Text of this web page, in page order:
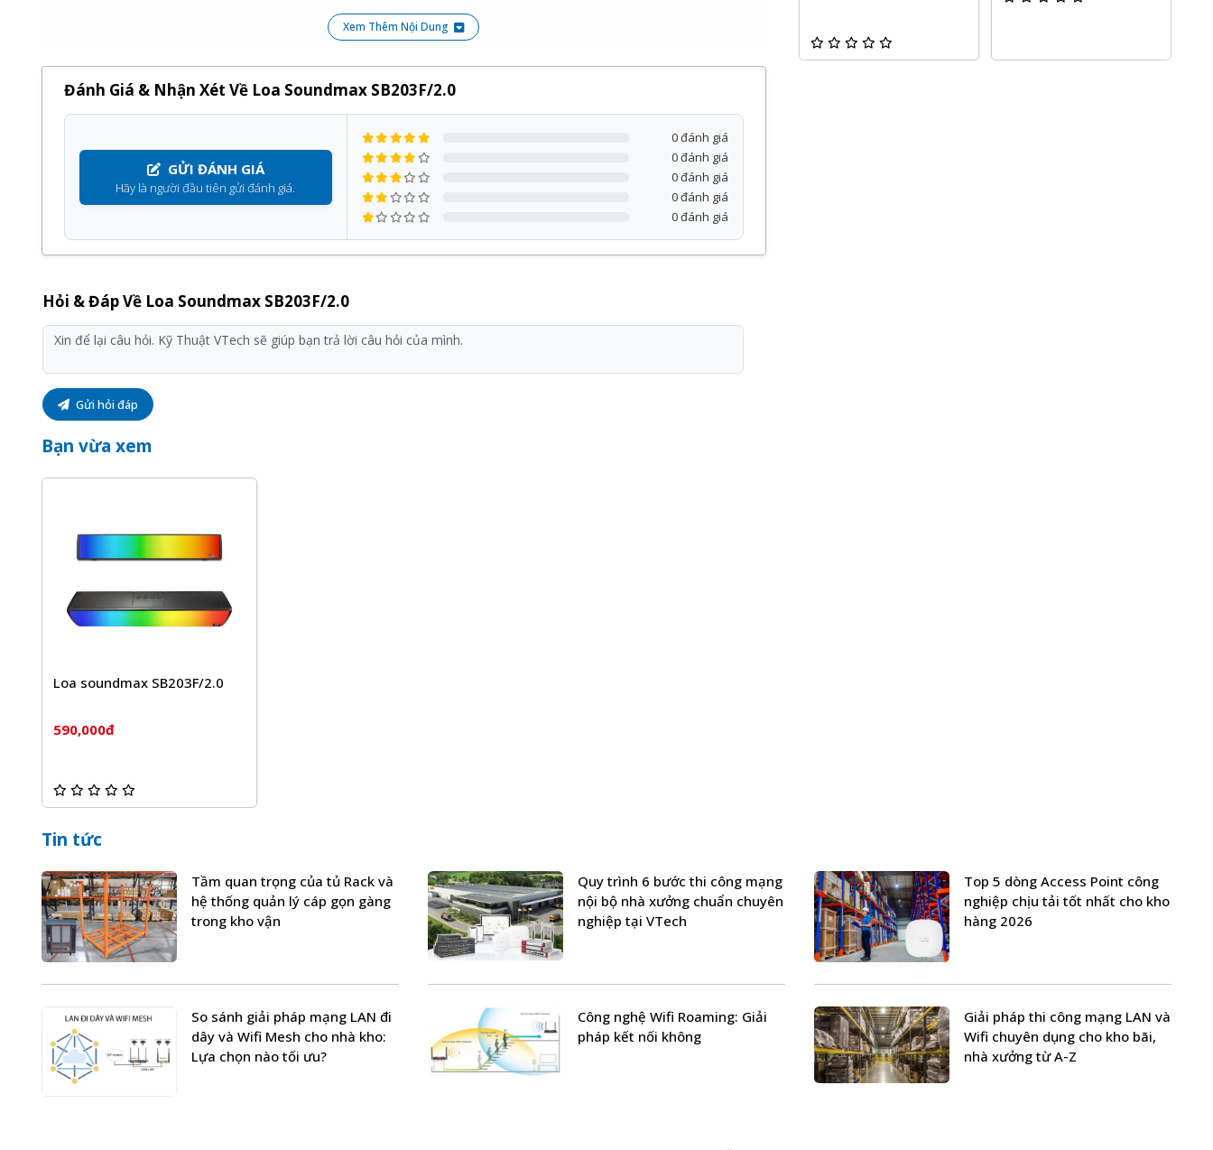
Quý khách hàng hoàn toàn yên tâm khi lựa chọn sử dụng sản phẩm, dịch vụ tại Kỹ Thuật Vtech.
Xem Thêm Nội Dung
Đánh Giá & Nhận Xét Về Loa Soundmax SB203F/2.0
GỬI ĐÁNH GIÁ
Hãy là người đầu tiên gửi đánh giá.
0 đánh giá
0 đánh giá
0 đánh giá
0 đánh giá
0 đánh giá
Hỏi & Đáp Về Loa Soundmax SB203F/2.0
Gửi hỏi đáp
Bạn vừa xem
Loa soundmax SB203F/2.0
590,000đ
Tin tức
Tầm quan trọng của tủ Rack và
hệ thống quản lý cáp gọn gàng
trong kho vận
Quy trình 6 bước thi công mạng
nội bộ nhà xưởng chuẩn chuyên
nghiệp tại VTech
Top 5 dòng Access Point công
nghiệp chịu tải tốt nhất cho kho
hàng 2026
So sánh giải pháp mạng LAN đi
dây và Wifi Mesh cho nhà kho:
Lựa chọn nào tối ưu?
Công nghệ Wifi Roaming: Giải
pháp kết nối không
Giải pháp thi công mạng LAN và
Wifi chuyên dụng cho kho bãi,
nhà xưởng từ A-Z